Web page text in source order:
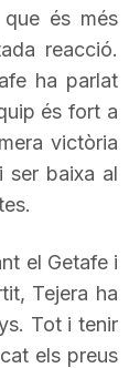
és més
reacció.
ha parlat
és fort a
victòria
ser baixa al
el Getafe i
Tejera ha
Tot i tenir
els preus